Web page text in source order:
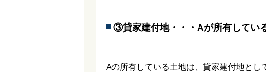
③貸家建付地・・・Aが所有してい
Aの所有している土地は、貸家建付地とし